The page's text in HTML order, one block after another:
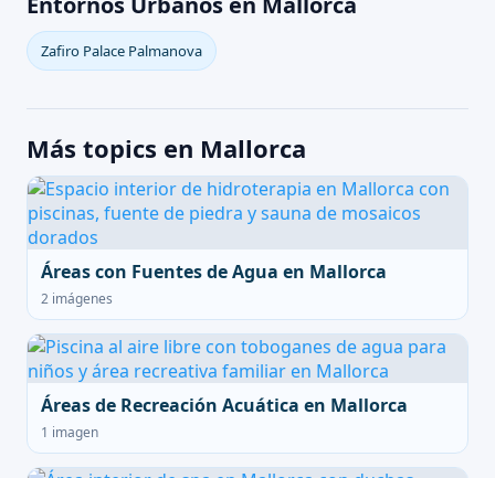
Zafiro Palace Palmanova
Más topics en Mallorca
Áreas con Fuentes de Agua en Mallorca
2 imágenes
Áreas de Recreación Acuática en Mallorca
1 imagen